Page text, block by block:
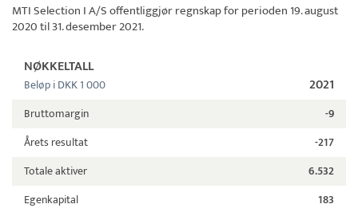
MTI Selection I A/Soffentliggjør regnskap for perioden 19. august
2020 til 31. desember 2021.
NØKKELTALL
Beløp i DKK 1 000 2021
Bruttomargin
-9
Årets resultat
-217
Totale aktiver
6.532
Egenkapital
183